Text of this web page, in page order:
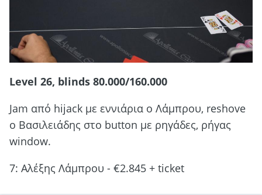
Level 26, blinds 80.000/160.000
Jam από hijack με εννιάρια ο Λάμπρου, reshove
o Βασιλειάδης στο button με ρηγάδες, ρήγας
window.
7: Αλέξης Λάμπρου - €2.845 + ticket